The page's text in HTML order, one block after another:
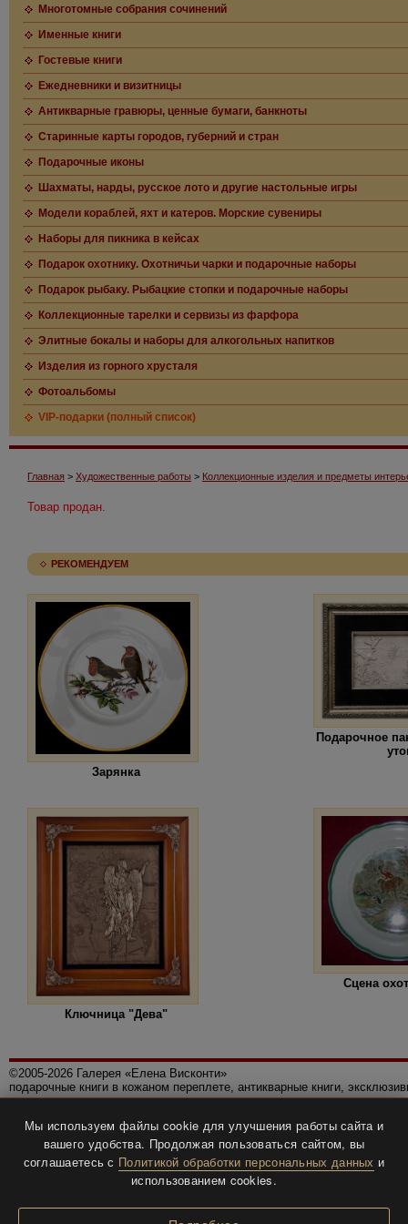
Многотомные собрания сочинений
Именные книги
Гостевые книги
Ежедневники и визитницы
Антикварные гравюры, ценные бумаги, банкноты
Старинные карты городов, губерний и стран
Подарочные иконы
Шахматы, нарды, русское лото и другие настольные игры
Модели кораблей, яхт и катеров. Морские сувениры
Наборы для пикника в кейсах
Подарок охотнику. Охотничьи чарки и подарочные наборы
Подарок рыбаку. Рыбацкие стопки и подарочные наборы
Коллекционные тарелки и сервизы из фарфора
Элитные бокалы и наборы для алкогольных напитков
Изделия из горного хрусталя
Фотоальбомы
VIP-подарки (полный список)
Главная > Художественные работы > Коллекционные изделия и предметы
Товар продан.
РЕКОМЕНДУЕМ
Зарянка
Подарочное
Ключница "Дева"
Сцена
©2005-2026 Галерея «Елена Висконти»
подарочные книги в кожаном переплете, антикварные книги,
Политика конфиденциальности
Все права защищены.
Разработка и дизайнBTV-info.
Мы используем файлы cookie для улучшения работы сайта и
вашего удобства. Продолжая пользоваться сайтом, вы
соглашаетесь с Политикой обработки персональных данных и
использованием cookies.